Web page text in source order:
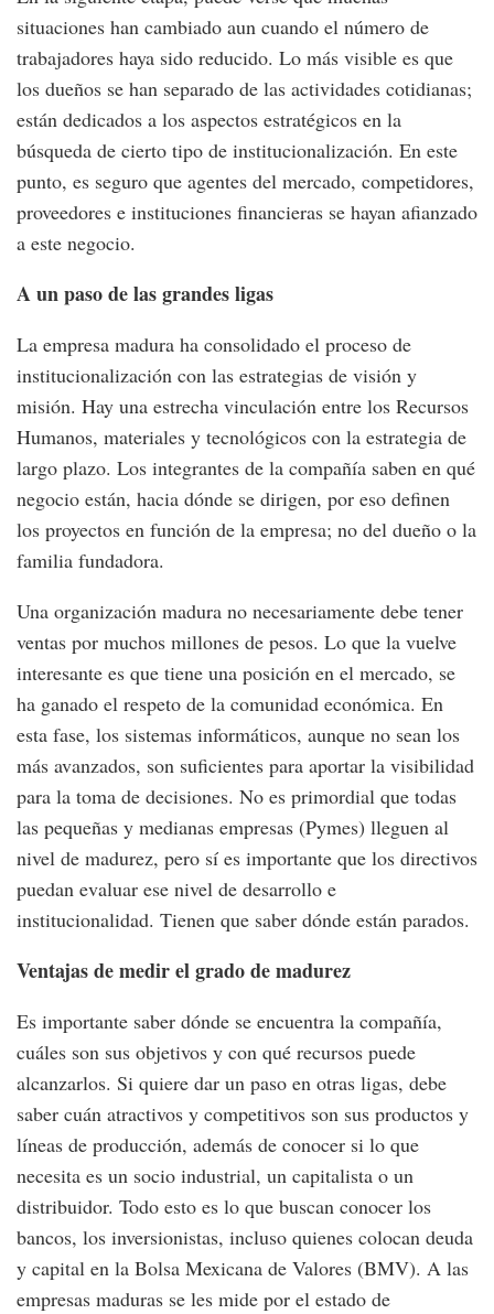
situaciones han cambiado aun cuando el número de
trabajadores haya sido reducido. Lo más visible es que
los dueños se han separado de las actividades cotidianas;
están dedicados a los aspectos estratégicos en la
búsqueda de cierto tipo de institucionalización. En este
punto, es seguro que agentes del mercado, competidores,
proveedores e instituciones financieras se hayan afianzado
a este negocio.
A un paso de las grandes ligas
La empresa madura ha consolidado el proceso de
institucionalización con las estrategias de visión y
misión. Hay una estrecha vinculación entre los Recursos
Humanos, materiales y tecnológicos con la estrategia de
largo plazo. Los integrantes de la compañía saben en qué
negocio están, hacia dónde se dirigen, por eso definen
los proyectos en función de la empresa; no del dueño o la
familia fundadora.
Una organización madura no necesariamente debe tener
ventas por muchos millones de pesos. Lo que la vuelve
interesante es que tiene una posición en el mercado, se
ha ganado el respeto de la comunidad económica. En
esta fase, los sistemas informáticos, aunque no sean los
más avanzados, son suficientes para aportar la visibilidad
para la toma de decisiones. No es primordial que todas
las pequeñas y medianas empresas (Pymes) lleguen al
nivel de madurez, pero sí es importante que los directivos
puedan evaluar ese nivel de desarrollo e
institucionalidad. Tienen que saber dónde están parados.
Ventajas de medir el grado de madurez
Es importante saber dónde se encuentra la compañía,
cuáles son sus objetivos y con qué recursos puede
alcanzarlos. Si quiere dar un paso en otras ligas, debe
saber cuán atractivos y competitivos son sus productos y
líneas de producción, además de conocer si lo que
necesita es un socio industrial, un capitalista o un
distribuidor. Todo esto es lo que buscan conocer los
bancos, los inversionistas, incluso quienes colocan deuda
y capital en la Bolsa Mexicana de Valores (BMV). A las
empresas maduras se les mide por el estado de